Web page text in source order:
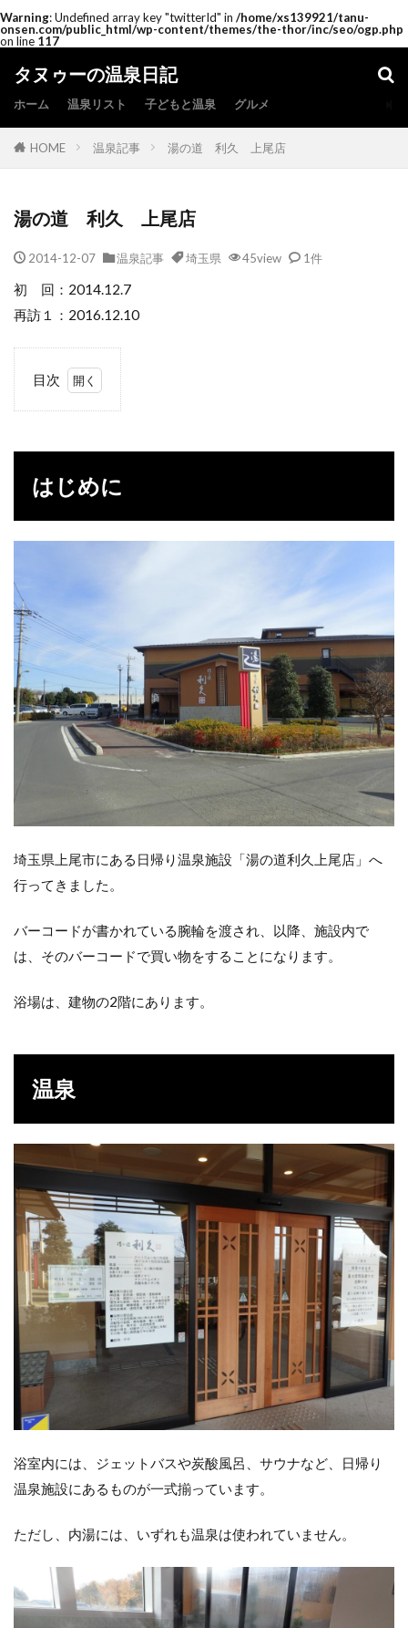
Warning: Undefined array key "twitterId" in /home/xs139921/tanu-
onsen.com/public_html/wp-content/themes/the-thor/inc/seo/ogp.php
on line 117
タヌゥーの温泉日記
ホーム 温泉リスト 子どもと温泉 グルメ
HOME 温泉記事 湯の道 利久 上尾店
湯の道 利久 上尾店
2014-12-07 温泉記事 埼玉県 45view 1件
初 回：2014.12.7
再訪１：2016.12.10
目次
に
温
泉
想
タ
はじめに
埼玉県上尾市にある日帰り温泉施設「湯の道利久上尾店」へ
行ってきました。
バーコードが書かれている腕輪を渡され、以降、施設内で
は、そのバーコードで買い物をすることになります。
浴場は、建物の2階にあります。
温泉
浴室内には、ジェットバスや炭酸風呂、サウナなど、日帰り
温泉施設にあるものが一式揃っています。
ただし、内湯には、いずれも温泉は使われていません。